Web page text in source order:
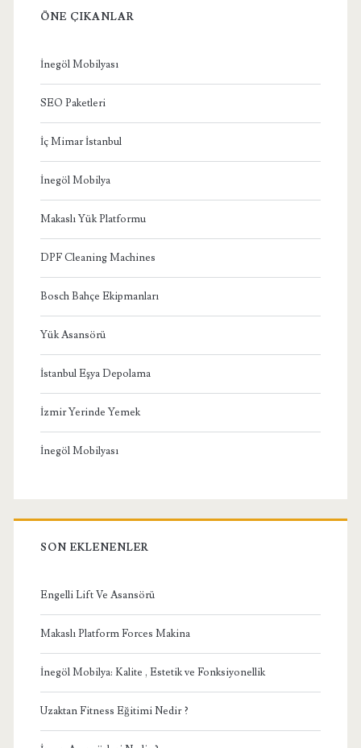
ÖNE ÇIKANLAR
İnegöl Mobilyası
SEO Paketleri
İç Mimar İstanbul
İnegöl Mobilya
Makaslı Yük Platformu
DPF Cleaning Machines
Bosch Bahçe Ekipmanları
Yük Asansörü
İstanbul Eşya Depolama
İzmir Yerinde Yemek
İnegöl Mobilyası
SON EKLENENLER
Engelli Lift Ve Asansörü
Makaslı Platform Forces Makina
İnegöl Mobilya: Kalite , Estetik ve Fonksiyonellik
Uzaktan Fitness Eğitimi Nedir ?